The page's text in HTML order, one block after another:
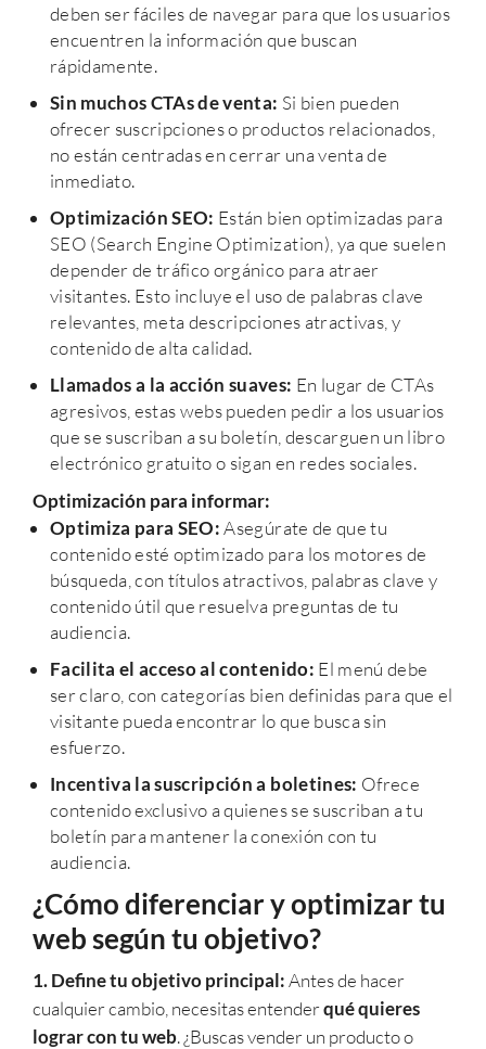
deben ser fáciles de navegar para que los usuarios
encuentren la información que buscan
rápidamente.
Sin muchos CTAs de venta: Si bien pueden
ofrecer suscripciones o productos relacionados,
no están centradas en cerrar una venta de
inmediato.
Optimización SEO: Están bien optimizadas para
SEO (Search Engine Optimization), ya que suelen
depender de tráfico orgánico para atraer
visitantes. Esto incluye el uso de palabras clave
relevantes, meta descripciones atractivas, y
contenido de alta calidad.
Llamados a la acción suaves: En lugar de CTAs
agresivos, estas webs pueden pedir a los usuarios
que se suscriban a su boletín, descarguen un libro
electrónico gratuito o sigan en redes sociales.
Optimización para informar:
Optimiza para SEO:Asegúrate de que tu
contenido esté optimizado para los motores de
búsqueda, con títulos atractivos, palabras clave y
contenido útil que resuelva preguntas de tu
audiencia.
Facilita el acceso al contenido: El menú debe
ser claro, con categorías bien definidas para que el
visitante pueda encontrar lo que busca sin
esfuerzo.
Incentiva la suscripción a boletines: Ofrece
contenido exclusivo a quienes se suscriban a tu
boletín para mantener la conexión con tu
audiencia.
¿Cómo diferenciar y optimizar tu
web según tu objetivo?
1. Define tu objetivo principal:Antes de hacer
cualquier cambio, necesitas entenderqué quieres
lograr con tu web. ¿Buscas vender un producto o